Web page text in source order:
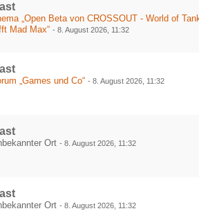
„Open Beta von CROSSOUT - World of
Mad Max“ -8. August 2026, 11:32
„Games und Co“ -8. August 2026, 11:32
Ort-8. August 2026, 11:32
Ort-8. August 2026, 11:32